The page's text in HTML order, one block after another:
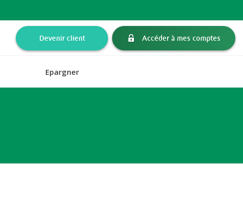
Devenir client Accéder à mes comptes
Epargner